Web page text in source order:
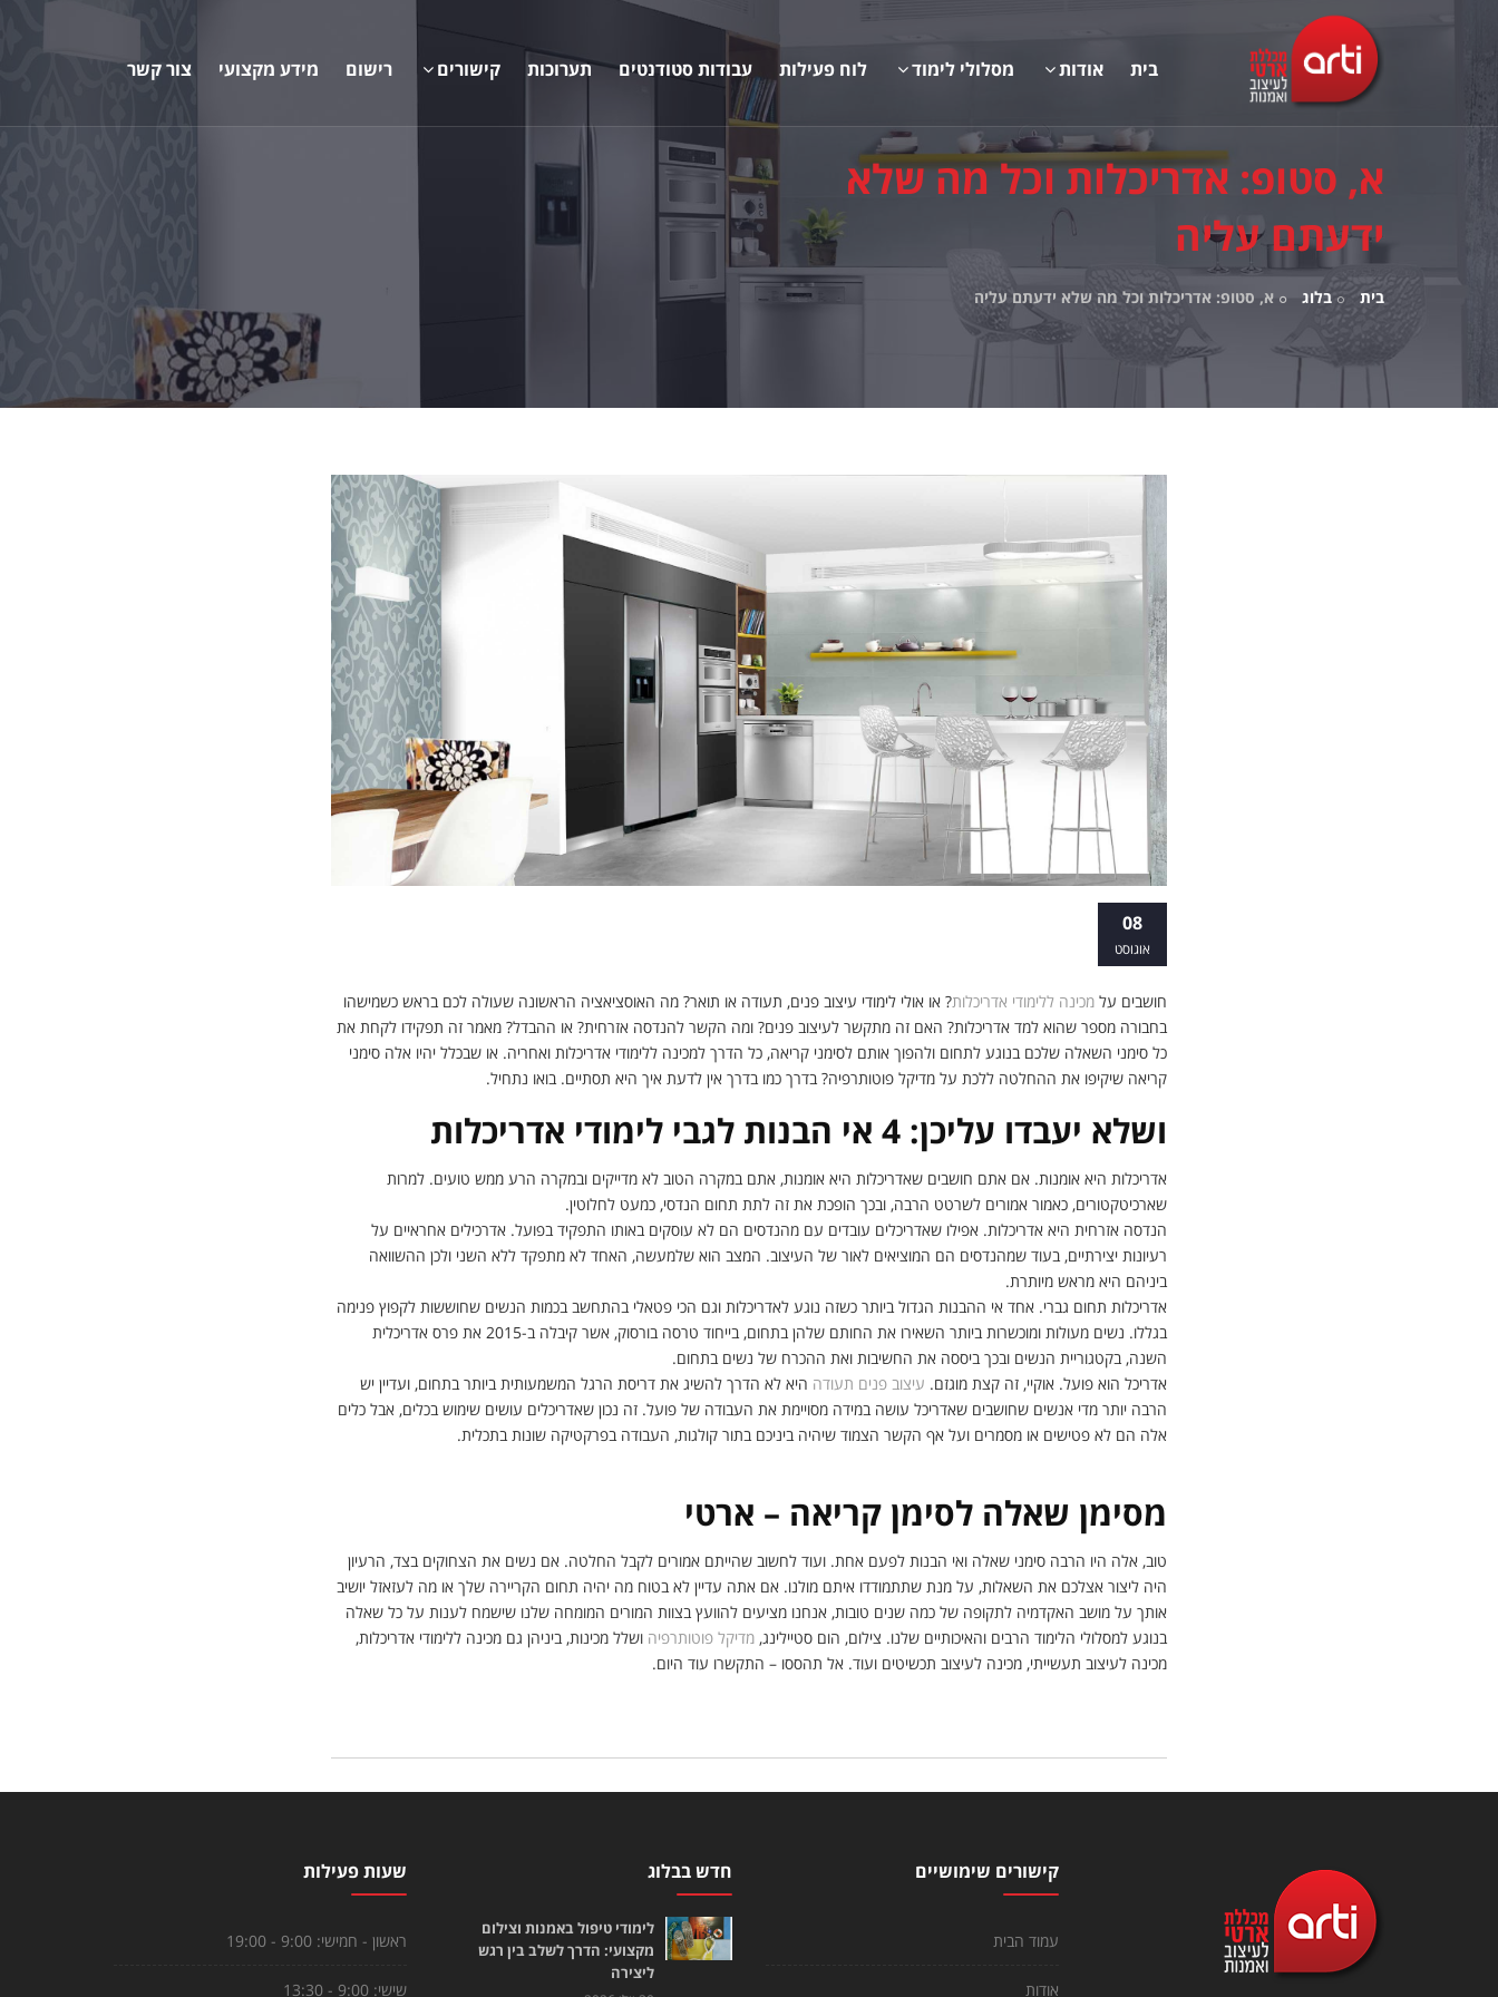
בית אודות מסלולי לימוד לוח פעילות עבודות סטודנטים תערוכות קישורים רישום מידע מקצועי צור קשר
א, סטופ: אדריכלות וכל מה שלא
ידעתם עליה
בית בלוג א, סטופ: אדריכלות וכל מה שלא ידעתם עליה
08
אוגוסט
חושבים על מכינה ללימודי אדריכלות? או אולי לימודי עיצוב פנים, תעודה או תואר? מה האוסציאציה הראשונה שעולה לכם בראש כשמישהו
בחבורה מספר שהוא למד אדריכלות? האם זה מתקשר לעיצוב פנים? ומה הקשר להנדסה אזרחית? או ההבדל? מאמר זה תפקידו לקחת את
כל סימני השאלה שלכם בנוגע לתחום ולהפוך אותם לסימני קריאה, כל הדרך למכינה ללימודי אדריכלות ואחריה. או שבכלל יהיו אלה סימני
קריאה שיקיפו את ההחלטה ללכת על מדיקל פוטותרפיה? בדרך כמו בדרך אין לדעת איך היא תסתיים. בואו נתחיל.
ושלא יעבדו עליכן: 4 אי הבנות לגבי לימודי אדריכלות
אדריכלות היא אומנות. אם אתם חושבים שאדריכלות היא אומנות, אתם במקרה הטוב לא מדייקים ובמקרה הרע ממש טועים. למרות
שארכיטקטורים, כאמור אמורים לשרטט הרבה, ובכך הופכת את זה לתת תחום הנדסי, כמעט לחלוטין.
הנדסה אזרחית היא אדריכלות. אפילו שאדריכלים עובדים עם מהנדסים הם לא עוסקים באותו התפקיד בפועל. אדרכילים אחראיים על
רעיונות יצירתיים, בעוד שמהנדסים הם המוציאים לאור של העיצוב. המצב הוא שלמעשה, האחד לא מתפקד ללא השני ולכן ההשוואה
ביניהם היא מראש מיותרת.
אדריכלות תחום גברי. אחד אי ההבנות הגדול ביותר כשזה נוגע לאדריכלות וגם הכי פטאלי בהתחשב בכמות הנשים שחוששות לקפוץ פנימה
בגללו. נשים מעולות ומוכשרות ביותר השאירו את החותם שלהן בתחום, בייחוד טרסה בורסוק, אשר קיבלה ב-2015 את פרס אדריכלית
השנה, בקטגוריית הנשים ובכך ביססה את החשיבות ואת ההכרח של נשים בתחום.
אדריכל הוא פועל. אוקיי, זה קצת מוגזם. עיצוב פנים תעודה היא לא הדרך להשיג את דריסת הרגל המשמעותית ביותר בתחום, ועדיין יש
הרבה יותר מדי אנשים שחושבים שאדריכל עושה במידה מסויימת את העבודה של פועל. זה נכון שאדריכלים עושים שימוש בכלים, אבל כלים
אלה הם לא פטישים או מסמרים ועל אף הקשר הצמוד שיהיה ביניכם בתור קולגות, העבודה בפרקטיקה שונות בתכלית.
מסימן שאלה לסימן קריאה – ארטי
טוב, אלה היו הרבה סימני שאלה ואי הבנות לפעם אחת. ועוד לחשוב שהייתם אמורים לקבל החלטה. אם נשים את הצחוקים בצד, הרעיון
היה ליצור אצלכם את השאלות, על מנת שתתמודדו איתם מולנו. אם אתה עדיין לא בטוח מה יהיה תחום הקריירה שלך או מה לעזאזל יושיב
אותך על מושב האקדמיה לתקופה של כמה שנים טובות, אנחנו מציעים להוועץ בצוות המורים המומחה שלנו שישמח לענות על כל שאלה
בנוגע למסלולי הלימוד הרבים והאיכותיים שלנו. צילום, הום סטיילינג, מדיקל פוטותרפיה ושלל מכינות, ביניהן גם מכינה ללימודי אדריכלות,
מכינה לעיצוב תעשייתי, מכינה לעיצוב תכשיטים ועוד. אל תהססו – התקשרו עוד היום.
קישורים שימושיים
עמוד הבית
אודות
חדש בבלוג
לימודי טיפול באמנות וצילום
מקצועי: הדרך לשלב בין רגש
ליצירה
שעות פעילות
ראשון - חמישי:9:00 - 19:00
שישי:9:00 - 13:30